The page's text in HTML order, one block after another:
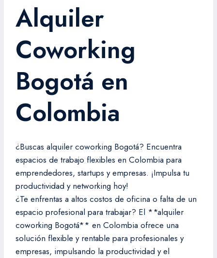
Alquiler
Coworking
Bogotá en
Colombia
¿Buscas alquiler coworking Bogotá? Encuentra
espacios de trabajo flexibles en Colombia para
emprendedores, startups y empresas. ¡Impulsa tu
productividad y networking hoy!
¿Te enfrentas a altos costos de oficina o falta de un
espacio profesional para trabajar? El **alquiler
coworking Bogotá** en Colombia ofrece una
solución flexible y rentable para profesionales y
empresas, impulsando la productividad y el